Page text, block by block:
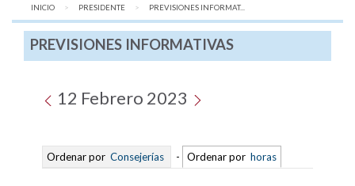
INICIO PRESIDENTE AQUÍ:
PREVISIONES INFORMAT...
PREVISIONES INFORMATIVAS
12 Febrero 2023
Ordenar por Consejerías - Ordenar por horas